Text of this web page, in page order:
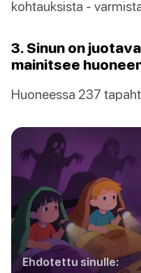
kohtauksista -
3. Sinun on
mainitsee
Huoneessa 237
Ehdotettu sinulle: